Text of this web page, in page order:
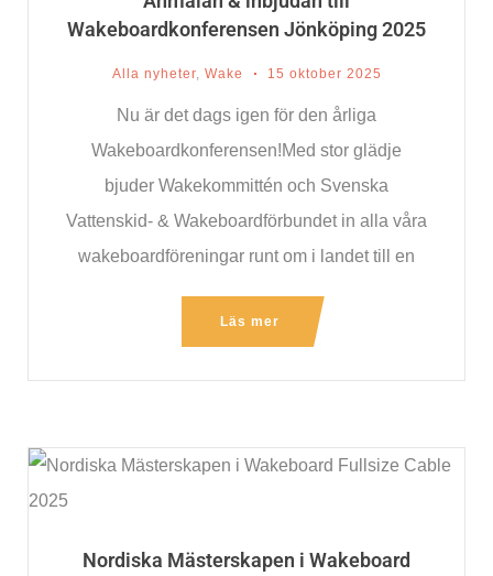
Wakeboardkonferensen Jönköping 2025
Alla nyheter, Wake 15 oktober 2025
Nu är det dags igen för den årliga
Wakeboardkonferensen!Med stor glädje
bjuder Wakekommittén och Svenska
Vattenskid- & Wakeboardförbundet in alla våra
wakeboardföreningar runt om i landet till en
tillsammans. Vår målsättning
Läs mer
Nordiska Mästerskapen i Wakeboard